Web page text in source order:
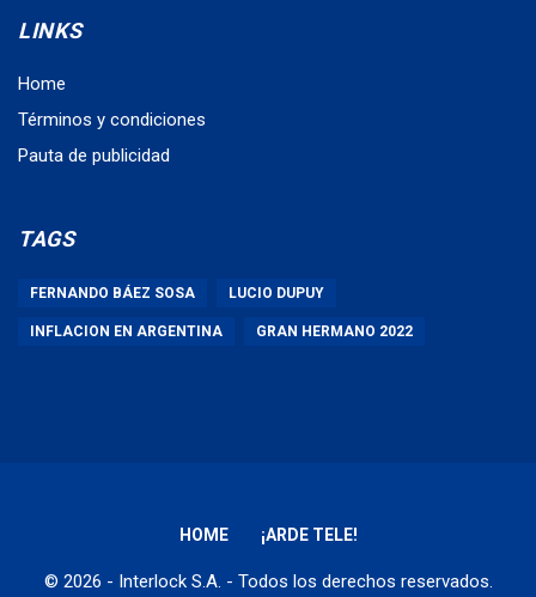
LINKS
Home
Términos y condiciones
Pauta de publicidad
TAGS
FERNANDO BÁEZ SOSA LUCIO DUPUY
INFLACION EN ARGENTINA GRAN HERMANO 2022
HOME ¡ARDE TELE!
© 2026 - Interlock S.A. - Todos los derechos reservados.